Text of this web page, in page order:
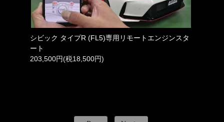
シビック タイプR (FL5)専用リモートエンジンスタ
ート
203,500円(税18,500円)